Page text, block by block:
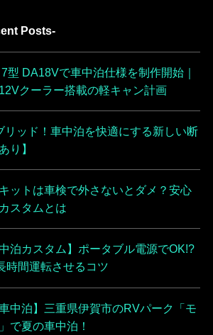
Posts-
型 DA18Vで車中泊仕様を制作開始｜
クーラー搭載の軽キャン計画
リッド！車中泊を快適にする新しい断
り】
ットは車検で外さないとダメ？安心
スタムとは
泊カスタム】ポータブル電源でOK!?
時間運転させるコツ
中泊】三重県伊賀市のRVパーク「モ
で夏の車中泊！